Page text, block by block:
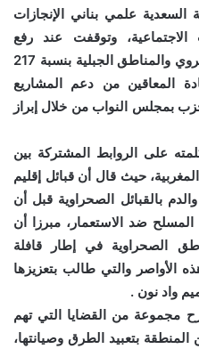
السعدية علمي بناني الإنجازات
وتوقفت عند رفع
الحكومة لميزانية تنمية المجال القروي والمناطق الجبلية بنسبة 217
المعاقين من دعم المشاريع
بمجلس النواب من خلال إبراز
على الروابط المشتركة بين
حيث قال أن قبائل إقليم
بالقبائل الصحراوية قبل أن
المسلح ضد الاستعمار، مبرزا أن
الصحراوية في إطار قافلة
الأواصر والتي طالب بتعزيزها
واد نون .
مجموعة من القضايا التي تهم
بتعبيد الطرق وصيانتها،